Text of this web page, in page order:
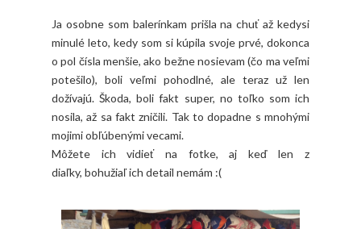
Ja osobne som balerínkam prišla na chuť až kedysi
minulé leto, kedy som si kúpila svoje prvé, dokonca
o pol čísla menšie, ako bežne nosievam (čo ma veľmi
potešilo), boli veľmi pohodlné, ale teraz už len
dožívajú. Škoda, boli fakt super, no toľko som ich
nosila, až sa fakt zničili. Tak to dopadne s mnohými
mojimi obľúbenými vecami.
Môžete ich vidieť na fotke, aj keď len z
diaľky, bohužiaľ ich detail nemám :(